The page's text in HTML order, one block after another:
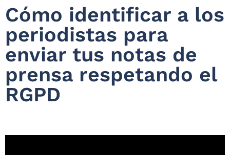
Cómo identificar a los
periodistas para
enviar tus notas de
prensa respetando el
RGPD